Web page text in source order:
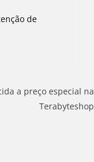
de
a preço especial na
Terabyteshop